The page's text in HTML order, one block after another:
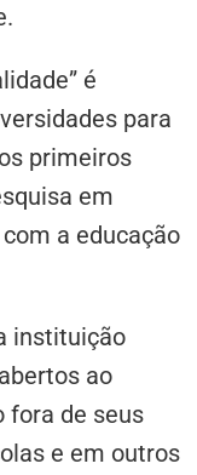
é
para
primeiros
em
a educação
instituição
ao
fora de seus
e em outros